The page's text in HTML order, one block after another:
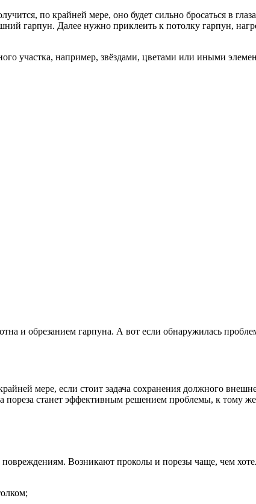
по крайней мере, оно будет сильно бросаться в
гарпун. Далее нужно приклеить к потолку гарпун,
участка, например, звёздами, цветами или иными
и обрезанием гарпуна. А вот если обнаружилась
мере, если стоит задача сохранения должного
пореза станет эффективным решением проблемы, к тому
Возникают проколы и порезы чаще, чем